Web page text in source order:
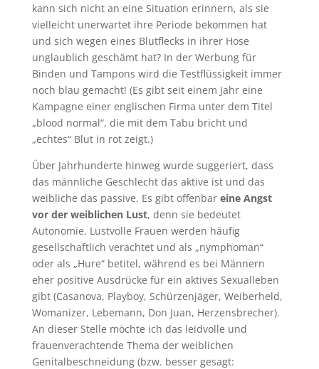
kann sich nicht an eine Situation erinnern, als sie
vielleicht unerwartet ihre Periode bekommen hat
und sich wegen eines Blutflecks in ihrer Hose
unglaublich geschämt hat? In der Werbung für
Binden und Tampons wird die Testflüssigkeit immer
noch blau gemacht! (Es gibt seit einem Jahr eine
Kampagne einer englischen Firma unter dem Titel
„blood normal“, die mit dem Tabu bricht und
„echtes“ Blut in rot zeigt.)
Über Jahrhunderte hinweg wurde suggeriert, dass
das männliche Geschlecht das aktive ist und das
weibliche das passive. Es gibt offenbar eine Angst
vor der weiblichen Lust, denn sie bedeutet
Autonomie. Lustvolle Frauen werden häufig
gesellschaftlich verachtet und als „nymphoman“
oder als „Hure“ betitel, während es bei Männern
eher positive Ausdrücke für ein aktives Sexualleben
gibt (Casanova, Playboy, Schürzenjäger, Weiberheld,
Womanizer, Lebemann, Don Juan, Herzensbrecher).
An dieser Stelle möchte ich das leidvolle und
frauenverachtende Thema der weiblichen
Genitalbeschneidung (bzw. besser gesagt: